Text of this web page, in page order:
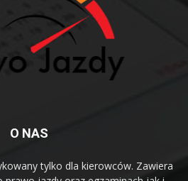
O NAS
tylko dla kierowców. Zawiera